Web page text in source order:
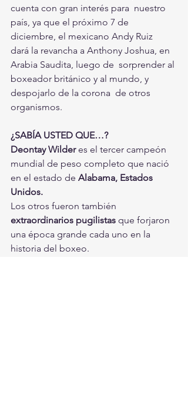
cuenta con gran interés para  nuestro
país, ya que el próximo 7 de
diciembre, el mexicano Andy Ruiz
dará la revancha a Anthony Joshua, en
Arabia Saudita, luego de  sorprender al
boxeador británico y al mundo, y
despojarlo de la corona  de otros
organismos.
¿SABÍA USTED QUE…?
Deontay Wilder es el tercer campeón
mundial de peso completo que nació
en el estado de Alabama, Estados
Unidos.
Los otros fueron también
extraordinarios pugilistas que forjaron
una época grande cada uno en la
historia del boxeo.